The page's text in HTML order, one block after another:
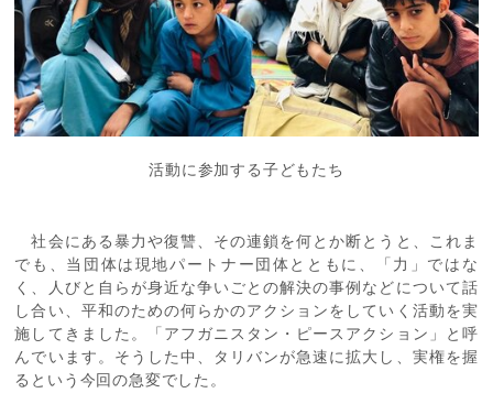
活動に参加する子どもたち
社会にある暴力や復讐、その連鎖を何とか断とうと、これま
でも、当団体は現地パートナー団体とともに、「力」ではな
く、人びと自らが身近な争いごとの解決の事例などについて話
し合い、平和のための何らかのアクションをしていく活動を実
施してきました。「アフガニスタン・ピースアクション」と呼
んでいます。そうした中、タリバンが急速に拡大し、実権を握
るという今回の急変でした。